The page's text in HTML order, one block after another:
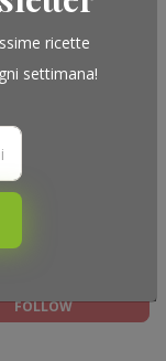
ricette
settimana!
INSTAGRAM
FOLLOW